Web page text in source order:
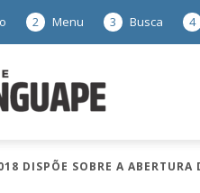
2 Menu 3 Busca 4
DISPÕE SOBRE A ABERTURA